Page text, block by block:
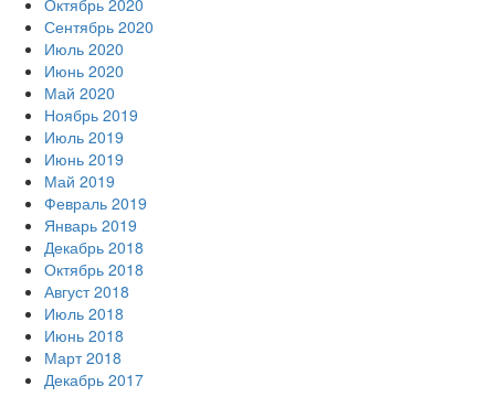
Октябрь 2020
Сентябрь 2020
Июль 2020
Июнь 2020
Май 2020
Ноябрь 2019
Июль 2019
Июнь 2019
Май 2019
Февраль 2019
Январь 2019
Декабрь 2018
Октябрь 2018
Август 2018
Июль 2018
Июнь 2018
Март 2018
Декабрь 2017